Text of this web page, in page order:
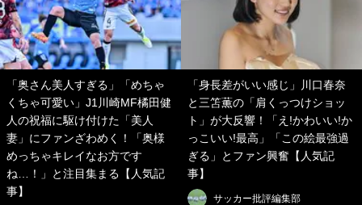
「奥さん美人すぎる」「めちゃ
くちゃ可愛い」J1川崎MF橘田健
人の祝福に駆け付けた「美人
妻」にファンざわめく！「奥様
めっちゃキレイなお方です
ね…！」と注目集まる【人気記
事】
「身長差がいい感じ」川口春奈
と三笘薫の「肩くっつけショッ
ト」が大反響！「え!かわいい!か
っこいい!最高」「この絵最強過
ぎる」とファン興奮【人気記
事】
サッカー批評編集部